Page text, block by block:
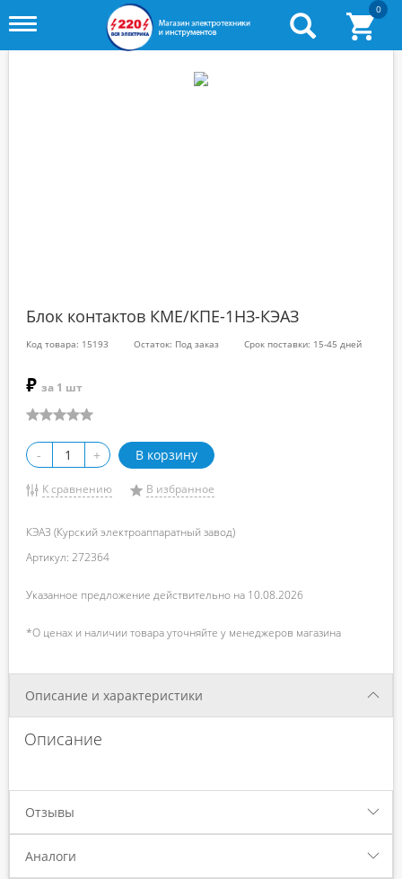
Toggle
0
Блок контактов КМЕ/КПЕ-1НЗ-КЭАЗ
Код товара: 15193 Остаток: Под заказ Срок поставки: 15-45 дней
₽ за 1 шт
- + В корзину
К сравнению В избранное
КЭАЗ (Курский электроаппаратный завод)
Артикул: 272364
Указанное предложение действительно на 10.08.2026
*О ценах и наличии товара уточняйте у менеджеров магазина
Описание и характеристики
Описание
Отзывы
Аналоги